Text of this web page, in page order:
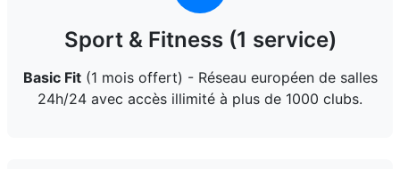
Sport & Fitness (1 service)
Basic Fit(1 mois offert) - Réseau européen de salles
24h/24 avec accès illimité à plus de 1000 clubs.